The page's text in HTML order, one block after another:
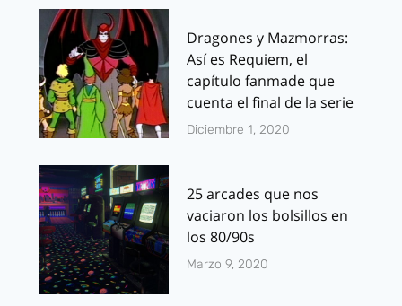
Dragones y Mazmorras:
Así es Requiem, el
capítulo fanmade que
cuenta el final de la serie
Diciembre 1, 2020
25 arcades que nos
vaciaron los bolsillos en
los 80/90s
Marzo 9, 2020